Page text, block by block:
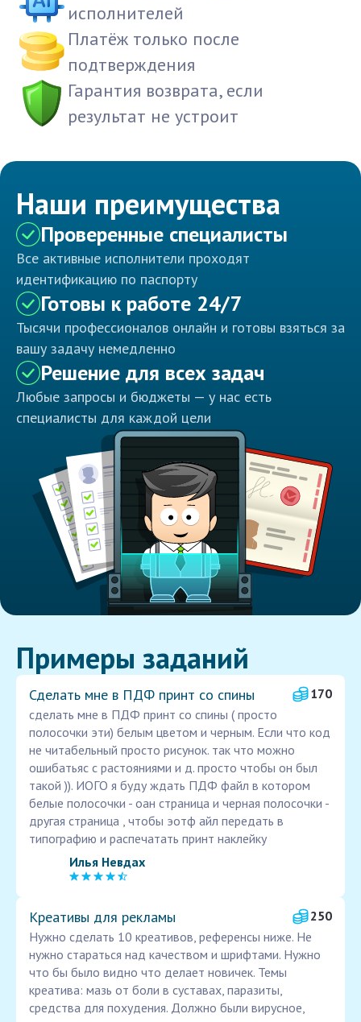
исполнителей
Платёж только после
подтверждения
Гарантия возврата, если
результат не устроит
Наши преимущества
Проверенные специалисты
Все активные исполнители проходят
идентификацию по паспорту
Готовы к работе 24/7
Тысячи профессионалов онлайн и готовы взяться за
вашу задачу немедленно
Решение для всех задач
Любые запросы и бюджеты — у нас есть
специалисты для каждой цели
Примеры заданий
Сделать мне в ПДФ принт со спины
170
сделать мне в ПДФ принт со спины ( просто
полосочки эти) белым цветом и черным. Если что код
не читабельный просто рисунок. так что можно
ошибатьяс с растояниями и д. просто чтобы он был
такой )). ИОГО я буду ждать ПДФ файл в котором
белые полосочки - оан страница и черная полосочки -
другая страница , чтобы эотф айл передать в
типографию и распечатать принт наклейку
Илья Невдах
Креативы для рекламы
250
Нужно сделать 10 креативов, референсы ниже. Не
нужно стараться над качеством и шрифтами. Нужно
что бы было видно что делает новичек. Темы
креатива: мазь от боли в суставах, паразиты,
средства для похудения. Должно были вирусное,